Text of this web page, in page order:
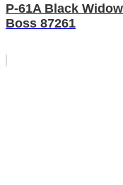
P-61A Black
Boss 87261